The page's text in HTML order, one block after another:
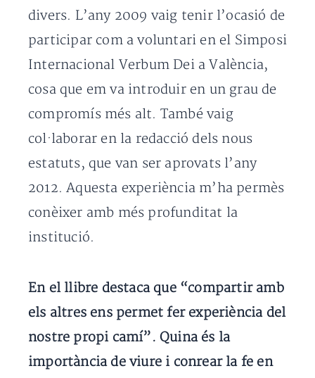
divers. L’any 2009 vaig tenir l’ocasió de
participar com a voluntari en el Simposi
Internacional Verbum Dei a València,
cosa que em va introduir en un grau de
compromís més alt. També vaig
col·laborar en la redacció dels nous
estatuts, que van ser aprovats l’any
2012. Aquesta experiència m’ha permès
conèixer amb més profunditat la
institució.
En el llibre destaca que “compartir amb
els altres ens permet fer experiència del
nostre propi camí”. Quina és la
importància de viure i conrear la fe en